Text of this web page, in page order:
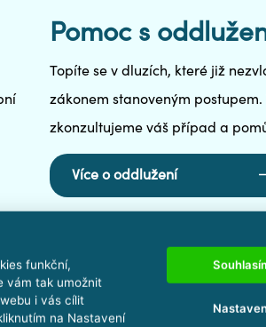
Pomoc s
Topíte se v dluzích, které již
zákonem stanoveným
zkonzultujeme váš případ a
Více o oddlužení
Pomoc při exekuci
funkční,
vám tak umožnit
i vás cílit
na Nastavení